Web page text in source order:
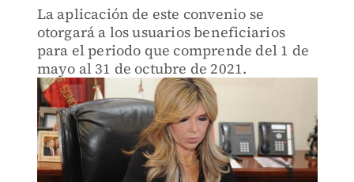
La aplicación de este convenio se
otorgará a los usuarios beneficiarios
para el periodo que comprende del 1 de
mayo al 31 de octubre de 2021.